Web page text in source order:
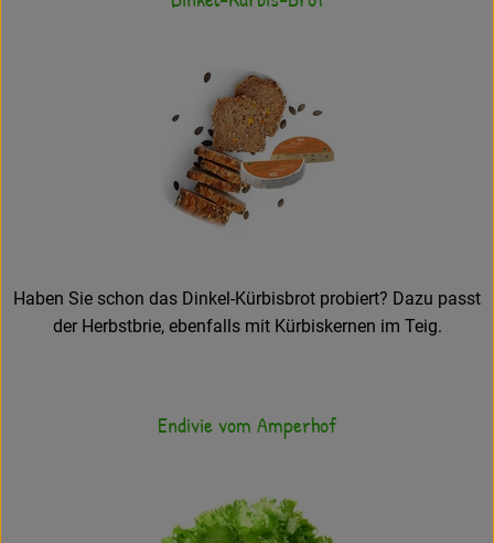
Haben Sie schon das Dinkel-Kürbisbrot probiert? Dazu passt
der Herbstbrie, ebenfalls mit Kürbiskernen im Teig.
Endivie vom Amperhof